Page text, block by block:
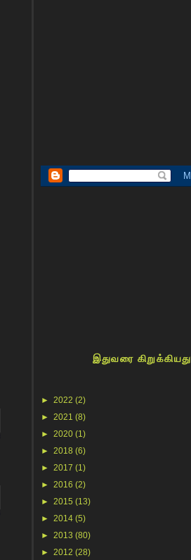
இதுவரை கிறுக்கியது
► 2022 (2)
► 2021 (8)
► 2020 (1)
► 2018 (6)
► 2017 (1)
► 2016 (2)
► 2015 (13)
► 2014 (5)
► 2013 (80)
► 2012 (28)